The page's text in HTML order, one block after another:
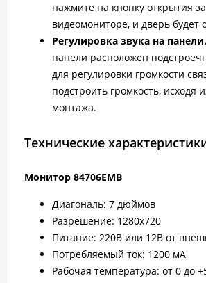
нажмите на кнопку открытия
видеомониторе, и дверь будет
Регулировка звука на панели.
панели расположен
для регулировки громкости
подстроить громкость, исходя
монтажа.
Технические
Монитор 84706EMB
Диагональ: 7 дюймов
Разрешение: 1280х720
Питание: 220В или 12В от
Потребляемый ток: 1200 мА
Рабочая температура: от 0 до